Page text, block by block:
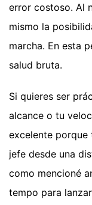
error costoso. Al
mismo la
marcha. En esta
salud bruta.
Si quieres ser
alcance o tu
excelente porque
jefe desde una
como mencioné
tempo para